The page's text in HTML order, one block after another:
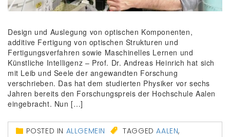
Design und Auslegung von optischen Komponenten,
additive Fertigung von optischen Strukturen und
Fertigungsverfahren sowie Maschinelles Lernen und
Künstliche Intelligenz – Prof. Dr. Andreas Heinrich hat sich
mit Leib und Seele der angewandten Forschung
verschrieben. Das hat dem studierten Physiker vor sechs
Jahren bereits den Forschungspreis der Hochschule Aalen
eingebracht. Nun […]
POSTED IN ALLGEMEIN TAGGEDAALEN,